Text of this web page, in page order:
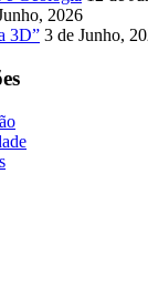
2026
3D” 3 de Junho,